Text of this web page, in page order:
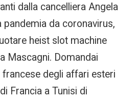
dalla cancelliera Angela
pandemia da coronavirus,
heist slot machine
Mascagni. Domandai
degli affari esteri
Francia a Tunisi di